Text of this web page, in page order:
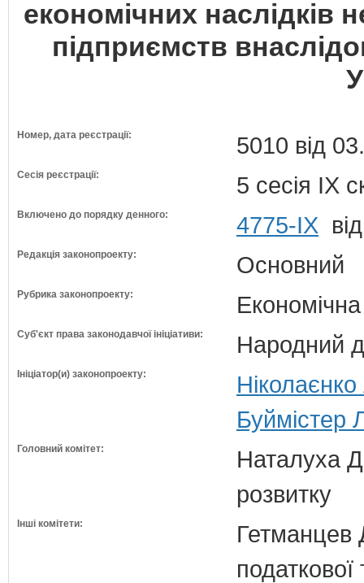
економічних наслідків
підприємств
Номер, дата реєстрації: 5010 від
Сесія реєстрації: 5 сесія IX
Включено до порядку денного: 4775-IX
Редакція законопроекту: Основний
Рубрика законопроекту:
Суб'єкт права законодавчої ініціативи: Народний
Ініціатор(и) законопроекту:
Буймістер
Головний комітет:
Наталуха
розвитку
Інші комітети:
Гетманцев
податкової